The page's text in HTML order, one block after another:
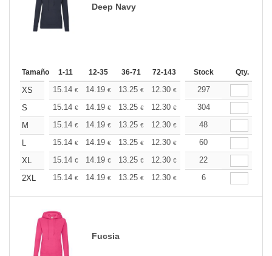
Deep Navy
Tamaño 1-11 12-35 36-71 72-143 144-287 288 +
Stock Qty.
XS 15.14 € 14.19 € 13.25 € 12.30 € 11.36€
297
S
15.14 € 14.19 € 13.25 € 12.30 € 11.36€
304
M
15.14 € 14.19 € 13.25 € 12.30 € 11.36€
48
L
15.14 € 14.19 € 13.25 € 12.30 € 11.36€
60
XL
15.14 € 14.19 € 13.25 € 12.30 € 11.36€
22
2XL
15.14 € 14.19 € 13.25 € 12.30 € 11.36
6
Fucsia